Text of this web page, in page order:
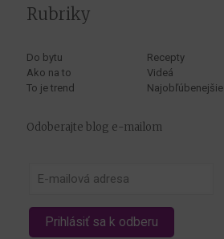
Rubriky
Do bytu
Ako na to
To je trend
Recepty
Videá
Najobľúbenejšie
Odoberajte blog e-mailom